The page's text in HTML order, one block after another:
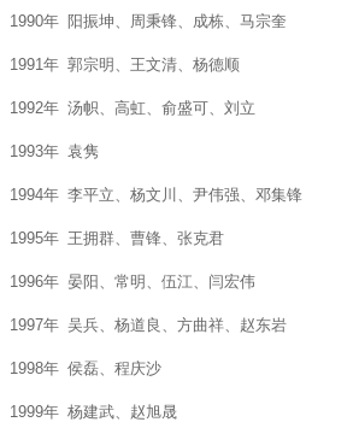
1990年 阳振坤、周秉锋、成栋、马宗奎
1991年 郭宗明、王文清、杨德顺
1992年 汤帜、高虹、俞盛可、刘立
1993年 袁隽
1994年 李平立、杨文川、尹伟强、邓集锋
1995年 王拥群、曹锋、张克君
1996年 晏阳、常明、伍江、闫宏伟
1997年 吴兵、杨道良、方曲祥、赵东岩
1998年 侯磊、程庆沙
1999年 杨建武、赵旭晟